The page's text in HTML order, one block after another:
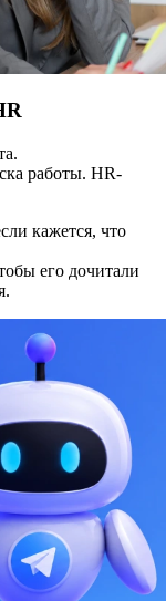
работы. HR-
кажется, что
его дочитали